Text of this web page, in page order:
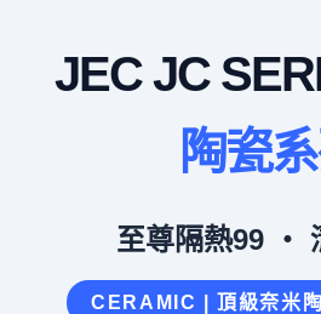
JEC JC
陶瓷
至尊隔熱99 ‧
CERAMIC | 頂級奈米